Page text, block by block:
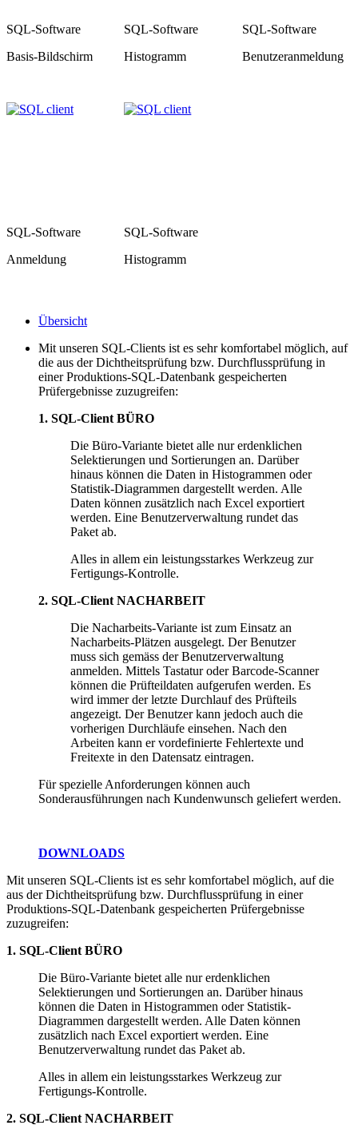
SQL-Software
Basis-Bildschirm
SQL-Software
Histogramm
SQL-Software
Benutzeranmeldung
SQL-Software
Anmeldung
SQL-Software
Histogramm
Übersicht
Mit unseren SQL-Clients ist es sehr komfortabel möglich, auf
die aus der Dichtheitsprüfung bzw. Durchflussprüfung in
einer Produktions-SQL-Datenbank gespeicherten
Prüfergebnisse zuzugreifen:
1. SQL-Client BÜRO
Die Büro-Variante bietet alle nur erdenklichen
Selektierungen und Sortierungen an. Darüber
hinaus können die Daten in Histogrammen oder
Statistik-Diagrammen dargestellt werden. Alle
Daten können zusätzlich nach Excel exportiert
werden. Eine Benutzerverwaltung rundet das
Paket ab.
Alles in allem ein leistungsstarkes Werkzeug zur
Fertigungs-Kontrolle.
2. SQL-Client NACHARBEIT
Die Nacharbeits-Variante ist zum Einsatz an
Nacharbeits-Plätzen ausgelegt. Der Benutzer
muss sich gemäss der Benutzerverwaltung
anmelden. Mittels Tastatur oder Barcode-Scanner
können die Prüfteildaten aufgerufen werden. Es
wird immer der letzte Durchlauf des Prüfteils
angezeigt. Der Benutzer kann jedoch auch die
vorherigen Durchläufe einsehen. Nach den
Arbeiten kann er vordefinierte Fehlertexte und
Freitexte in den Datensatz eintragen.
Für spezielle Anforderungen können auch
Sonderausführungen nach Kundenwunsch geliefert werden.
DOWNLOADS
Mit unseren SQL-Clients ist es sehr komfortabel möglich, auf die
aus der Dichtheitsprüfung bzw. Durchflussprüfung in einer
Produktions-SQL-Datenbank gespeicherten Prüfergebnisse
zuzugreifen:
1. SQL-Client BÜRO
Die Büro-Variante bietet alle nur erdenklichen
Selektierungen und Sortierungen an. Darüber hinaus
können die Daten in Histogrammen oder Statistik-
Diagrammen dargestellt werden. Alle Daten können
zusätzlich nach Excel exportiert werden. Eine
Benutzerverwaltung rundet das Paket ab.
Alles in allem ein leistungsstarkes Werkzeug zur
Fertigungs-Kontrolle.
2. SQL-Client NACHARBEIT